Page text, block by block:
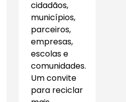
cidadãos,
municípios,
parceiros,
empresas,
escolas e
comunidades.
Um convite
para reciclar